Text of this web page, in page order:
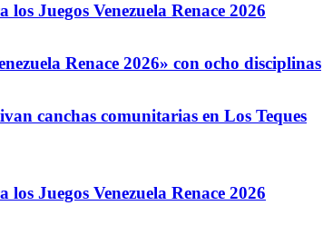
Juegos Venezuela Renace 2026
Renace 2026» con ocho disciplinas
canchas comunitarias en Los Teques
Juegos Venezuela Renace 2026